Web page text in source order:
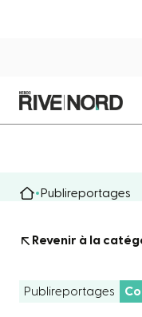
Publireportages
Revenir à la
Publireportages